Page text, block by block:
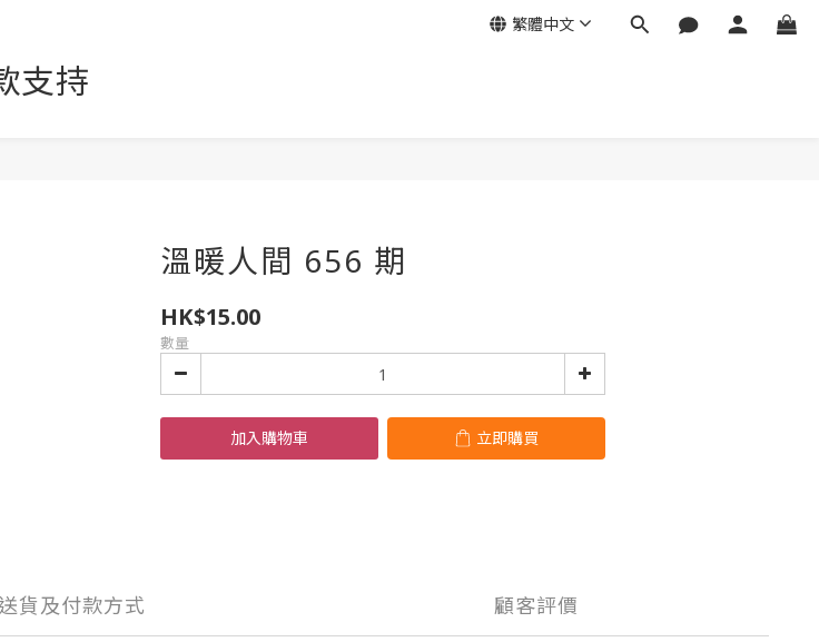
支持
繁體中文
溫暖人間 656 期
HK$15.00
數量
加入購物車 立即購買
送貨及付款方式 顧客評價